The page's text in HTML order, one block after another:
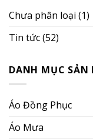
Chưa phân loại (1)
Tin tức(52)
DANH MỤC SẢN
Áo Đồng Phục
Áo Mưa